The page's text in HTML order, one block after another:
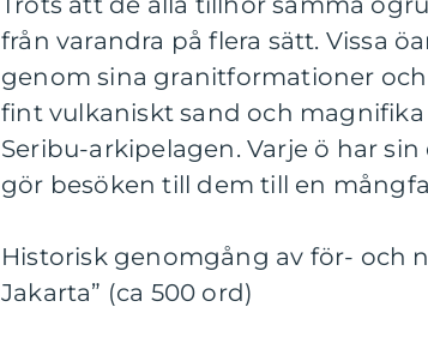
från varandra på flera sätt. Vissa
genom sina granitformationer
fint vulkaniskt sand och
Seribu-arkipelagen. Varje ö har
gör besöken till dem till en
Historisk genomgång av för- och
Jakarta” (ca 500 ord)